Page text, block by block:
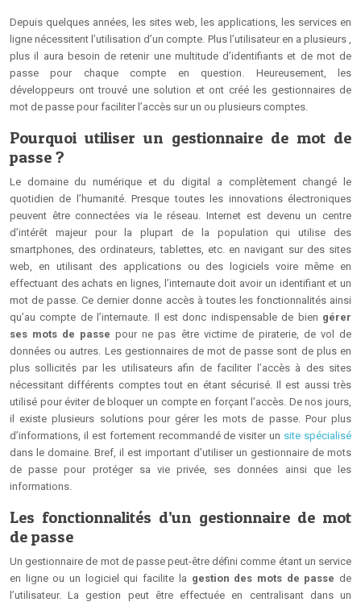
Depuis quelques années, les sites web, les applications, les services en
ligne nécessitent l’utilisation d’un compte. Plus l’utilisateur en a plusieurs ,
plus il aura besoin de retenir une multitude d’identifiants et de mot de
passe pour chaque compte en question. Heureusement, les
développeurs ont trouvé une solution et ont créé les gestionnaires de
mot de passe pour faciliter l’accès sur un ou plusieurs comptes.
Pourquoi utiliser un gestionnaire de mot de
passe ?
Le domaine du numérique et du digital a complètement changé le
quotidien de l’humanité. Presque toutes les innovations électroniques
peuvent être connectées via le réseau. Internet est devenu un centre
d’intérêt majeur pour la plupart de la population qui utilise des
smartphones, des ordinateurs, tablettes, etc. en navigant sur des sites
web, en utilisant des applications ou des logiciels voire même en
effectuant des achats en lignes, l’internaute doit avoir un identifiant et un
mot de passe. Ce dernier donne accès à toutes les fonctionnalités ainsi
qu’au compte de l’internaute. Il est donc indispensable de bien gérer
ses mots de passe pour ne pas être victime de piraterie, de vol de
données ou autres. Les gestionnaires de mot de passe sont de plus en
plus sollicités par les utilisateurs afin de faciliter l’accès à des sites
nécessitant différents comptes tout en étant sécurisé. Il est aussi très
utilisé pour éviter de bloquer un compte en forçant l’accès. De nos jours,
il existe plusieurs solutions pour gérer les mots de passe. Pour plus
d’informations, il est fortement recommandé de visiter un site spécialisé
dans le domaine. Bref, il est important d’utiliser un gestionnaire de mots
de passe pour protéger sa vie privée, ses données ainsi que les
informations.
Les fonctionnalités d’un gestionnaire de mot
de passe
Un gestionnaire de mot de passe peut-être défini comme étant un service
en ligne ou un logiciel qui facilite la gestion des mots de passe de
l’utilisateur. La gestion peut être effectuée en centralisant dans un